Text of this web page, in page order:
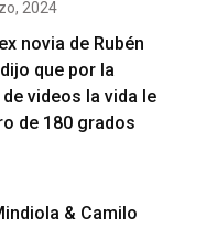
2024
novia de Rubén
que por la
videos la vida le
de 180 grados
& Camilo